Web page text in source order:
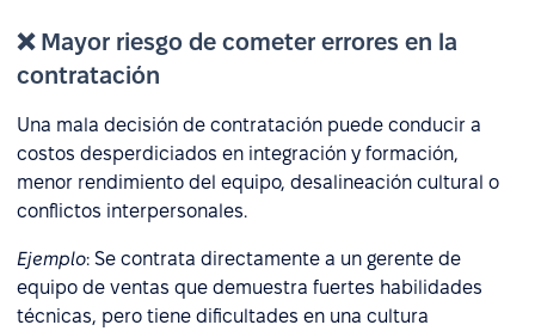
❌ Mayor riesgo de cometer errores en la
contratación
Una mala decisión de contratación puede conducir a
costos desperdiciados en integración y formación,
menor rendimiento del equipo, desalineación cultural o
conflictos interpersonales.
Ejemplo: Se contrata directamente a un gerente de
equipo de ventas que demuestra fuertes habilidades
técnicas, pero tiene dificultades en una cultura